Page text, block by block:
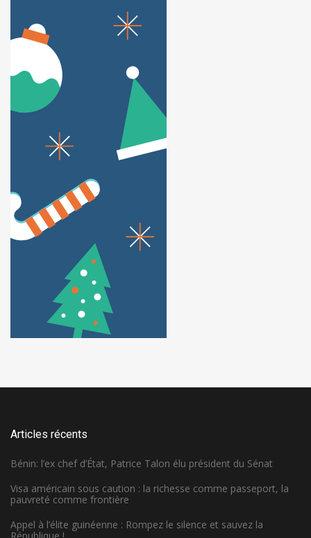
Articles récents
Bénin: l’ex chef d’État, Patrice Talon élu président du Sénat
Visa américain sous caution : la richesse comme passeport, la
pauvreté comme frontière
Appel à l’élite guinéenne : Rompez le silence et sauvez la